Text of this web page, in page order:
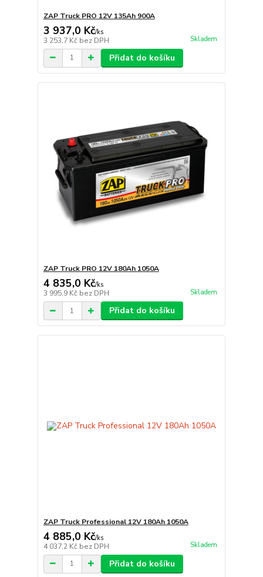
ZAP Truck PRO 12V 135Ah 900A
3 937,0 Kč/ks
3 253,7 Kč bez DPH Skladem
Přidat do košíku
ZAP Truck PRO 12V 180Ah 1050A
4 835,0 Kč/ks
3 995,9 Kč bez DPH Skladem
Přidat do košíku
ZAP Truck Professional 12V 180Ah 1050A
4 885,0 Kč/ks
4 037,2 Kč bez DPH Skladem
Přidat do košíku